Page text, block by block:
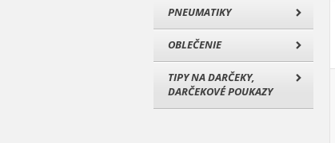
PNEUMATIKY
OBLEČENIE
TIPY NA DARČEKY,
DARČEKOVÉ POUKAZY